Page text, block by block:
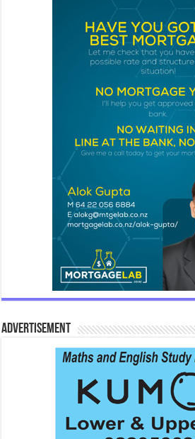
Advertisement